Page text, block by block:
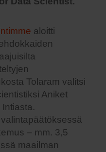
aloitti
Tolaram valitsi
Aniket
– mm. 3,5
maailman